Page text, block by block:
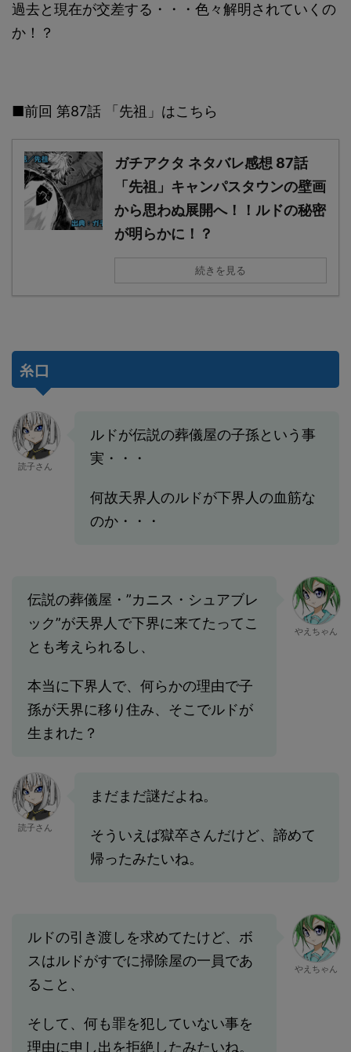
過去と現在が交差する・・・色々解明されていくの
か！？
■前回 第87話 「先祖」はこちら
ガチアクタ ネタバレ感想 87話
「先祖」キャンパスタウンの壁画
から思わぬ展開へ！！ルドの秘密
が明らかに！？
続きを見る
糸口
読子さん
ルドが伝説の葬儀屋の子孫という事
実・・・
何故天界人のルドが下界人の血筋な
のか・・・
伝説の葬儀屋・”カニス・シュアブレ
ック”が天界人で下界に来てたってこ
とも考えられるし、
本当に下界人で、何らかの理由で子
孫が天界に移り住み、そこでルドが
生まれた？
やえちゃん
読子さん
まだまだ謎だよね。
そういえば獄卒さんだけど、諦めて
帰ったみたいね。
ルドの引き渡しを求めてたけど、ボ
スはルドがすでに掃除屋の一員であ
ること、
そして、何も罪を犯していない事を
理由に申し出を拒絶したみたいね。
やえちゃん